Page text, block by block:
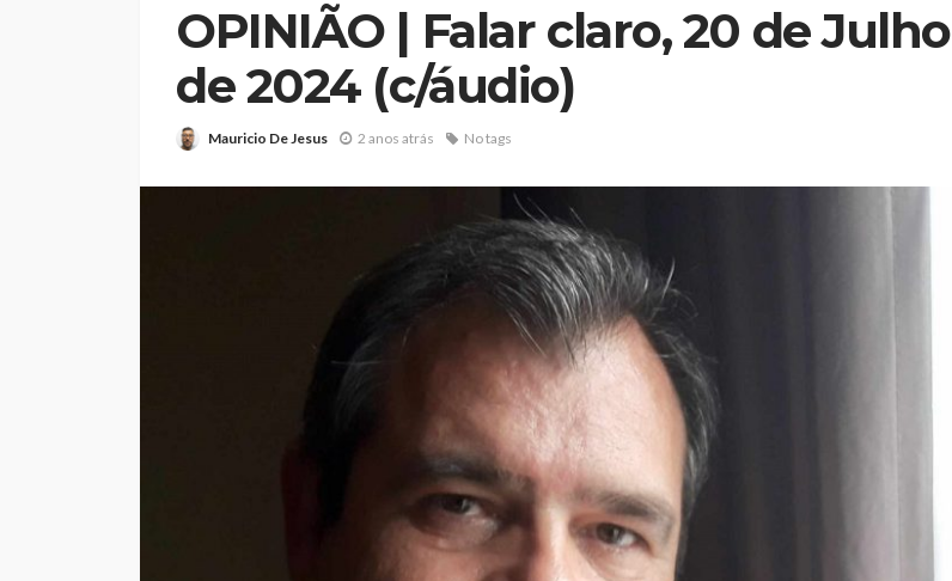
OPINIÃO | Falar claro, 20 de Julho
de 2024 (c/áudio)
Mauricio De Jesus 2 anos atrás No tags